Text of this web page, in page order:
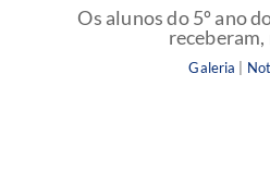
Os alunos do 5º ano
receberam,
Galeria